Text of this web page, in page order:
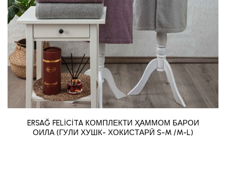
ERSAĞ FELİCİTA КОМПЛЕКТИ ҲАММОМ БАРОИ
ОИЛА (ГУЛИ ХУШК- ХОКИСТАРӢ S-M /M-L)